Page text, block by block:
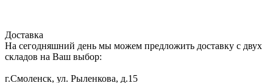
Доставка
На сегодняшний день мы можем предложить доставку с двух
складов на Ваш выбор:
г.Смоленск, ул. Рыленкова, д.15